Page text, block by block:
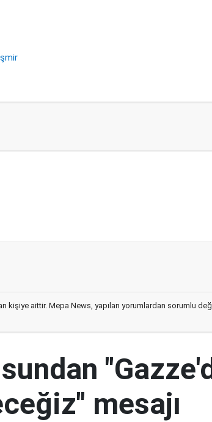
kişiye aittir. Mepa News, yapılan yorumlardan sorumlu
mesajı